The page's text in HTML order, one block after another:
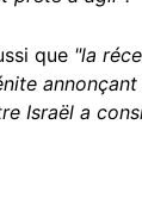
que "la
Israël a